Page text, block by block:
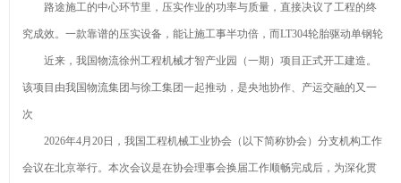
路途施工的中心环节里，压实作业的功率与质量，直接决议了工程的终
究成效。一款靠谱的压实设备，能让施工事半功倍，而LT304轮胎驱动单钢轮
近来，我国物流徐州工程机械才智产业园（一期）项目正式开工建造。
该项目由我国物流集团与徐工集团一起推动，是央地协作、产运交融的又一
次
2026年4月20日，我国工程机械工业协会（以下简称协会）分支机构工作
会议在北京举行。本次会议是在协会理事会换届工作顺畅完成后，为深化贯